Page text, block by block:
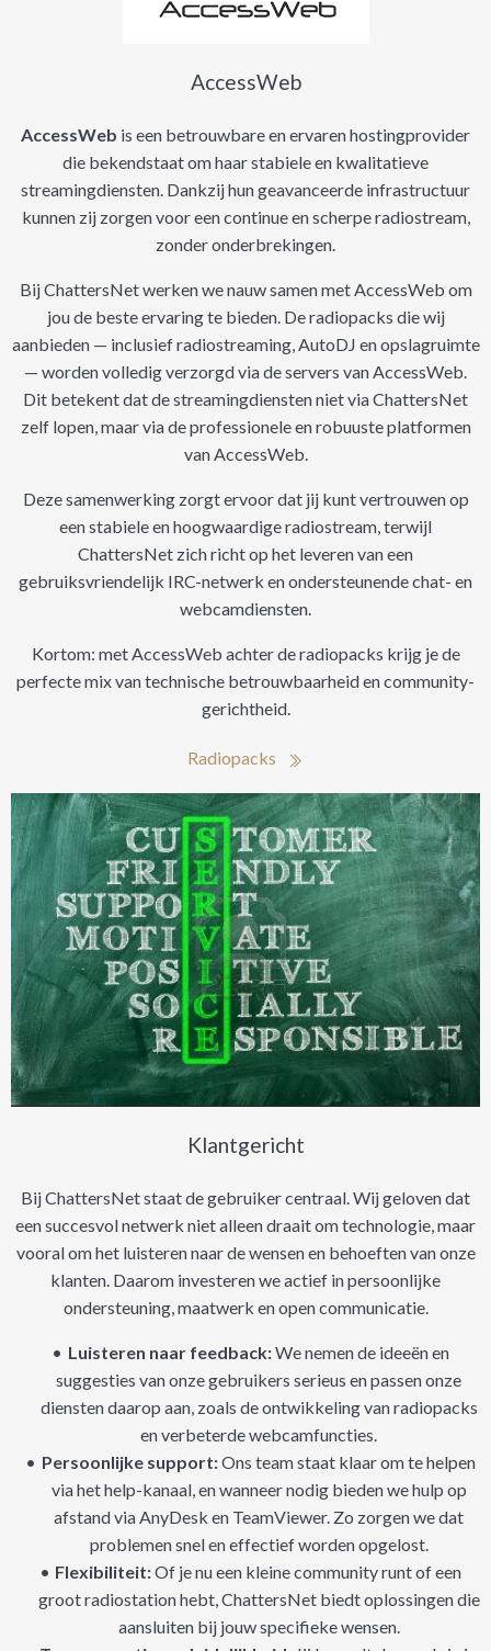
AccessWeb
AccessWeb is een betrouwbare en ervaren hostingprovider
die bekendstaat om haar stabiele en kwalitatieve
streamingdiensten. Dankzij hun geavanceerde infrastructuur
kunnen zij zorgen voor een continue en scherpe radiostream,
zonder onderbrekingen.
Bij ChattersNet werken we nauw samen met AccessWeb om
jou de beste ervaring te bieden. De radiopacks die wij
aanbieden — inclusief radiostreaming, AutoDJ en opslagruimte
— worden volledig verzorgd via de servers van AccessWeb.
Dit betekent dat de streamingdiensten niet via ChattersNet
zelf lopen, maar via de professionele en robuuste platformen
van AccessWeb.
Deze samenwerking zorgt ervoor dat jij kunt vertrouwen op
een stabiele en hoogwaardige radiostream, terwijl
ChattersNet zich richt op het leveren van een
gebruiksvriendelijk IRC-netwerk en ondersteunende chat- en
webcamdiensten.
Kortom: met AccessWeb achter de radiopacks krijg je de
perfecte mix van technische betrouwbaarheid en community-
gerichtheid.
Radiopacks
Klantgericht
Bij ChattersNet staat de gebruiker centraal. Wij geloven dat
een succesvol netwerk niet alleen draait om technologie, maar
vooral om het luisteren naar de wensen en behoeften van onze
klanten. Daarom investeren we actief in persoonlijke
ondersteuning, maatwerk en open communicatie.
Luisteren naar feedback:We nemen de ideeën en
suggesties van onze gebruikers serieus en passen onze
diensten daarop aan, zoals de ontwikkeling van radiopacks
en verbeterde webcamfuncties.
Persoonlijke support:Ons team staat klaar om te helpen
via het help-kanaal, en wanneer nodig bieden we hulp op
afstand via AnyDesk en TeamViewer. Zo zorgen we dat
problemen snel en effectief worden opgelost.
Flexibiliteit:Of je nu een kleine community runt of een
groot radiostation hebt, ChattersNet biedt oplossingen die
aansluiten bij jouw specifieke wensen.